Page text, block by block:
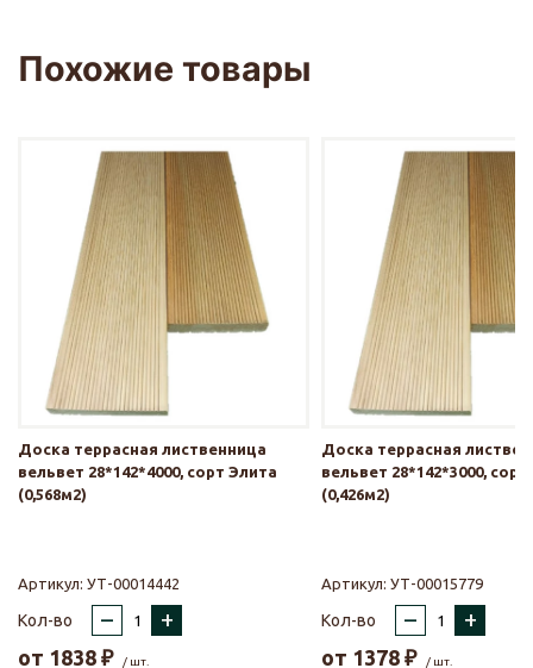
Похожие товары
Доска террасная лиственница
вельвет 28*142*4000, сорт Элита
(0,568м2)
Артикул: УТ-00014442
Кол-во – +
от 1838 ₽ / шт.
Доска террасная
вельвет 28*142*3000,
(0,426м2)
Артикул: УТ-00015779
Кол-во – +
от 1378 ₽ / шт.